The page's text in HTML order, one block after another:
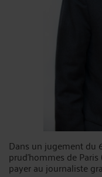
Dans un jugement du
prud’hommes de
payer au journaliste